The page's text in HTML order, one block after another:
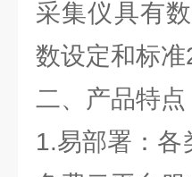
采集仪具有
数设定和标
二、产品特点
1.易部署：各